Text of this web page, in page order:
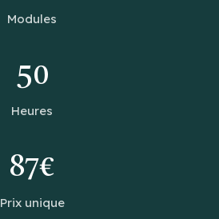
Modules
50
Heures
87€
Prix unique